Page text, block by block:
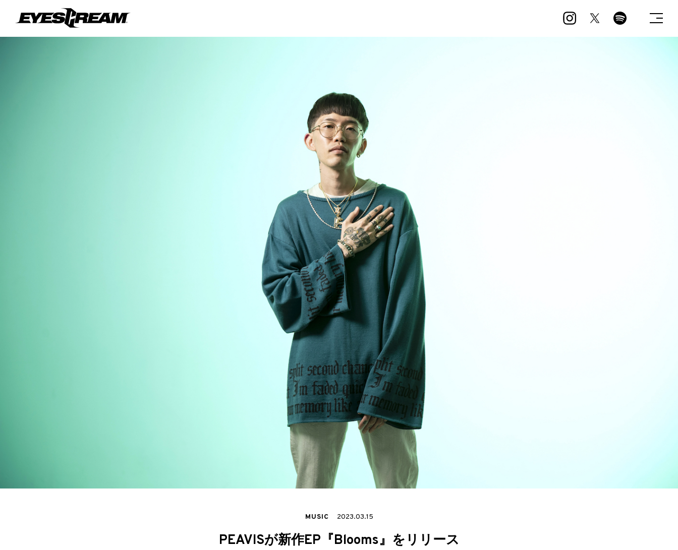
MUSIC 2023.03.15
PEAVISが新作EP『Blooms』をリリース